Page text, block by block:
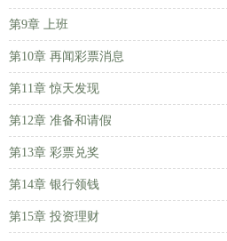
第9章 上班
第10章 再闻彩票消息
第11章 惊天发现
第12章 准备和请假
第13章 彩票兑奖
第14章 银行领钱
第15章 投资理财